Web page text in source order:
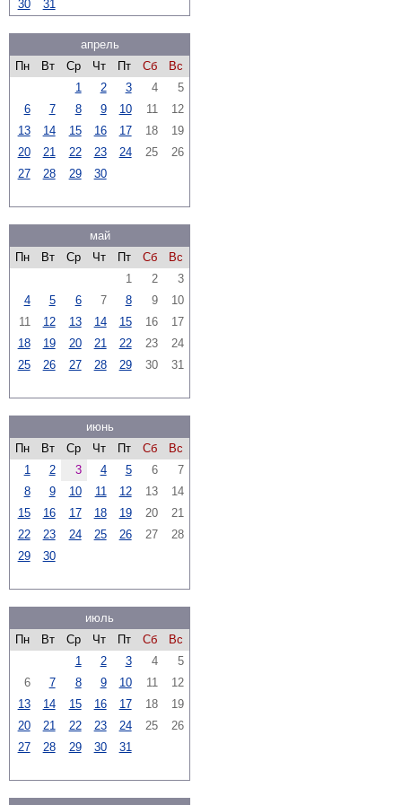
30 31
апрель
Пн
Вт Ср Чт Пт Сб
Вс
1
2 3 4
5
6
7 8 9 10 11
12
13
14 15 16 17 18
19
20
21 22 23 24 25
26
27
28 29 30
май
Пн
Вт Ср Чт Пт Сб
Вс
1
2
3
4
5 6 7 8 9
10
11
12 13 14 15 16
17
18
19 20 21 22 23
24
25
26 27 28 29 30 31
июнь
Пн
Вт Ср Чт Пт Сб
Вс
1
2 3 4 5 6
7
8
9 10 11 12 13
14
15
16 17 18 19 20
21
22
23 24 25 26 27
28
29
30
июль
Пн
Вт Ср Чт Пт Сб
Вс
1
2 3 4
5
6
7 8 9 10 11
12
13
14 15 16 17 18
19
20
21 22 23 24 25
26
27
28 29 30 31